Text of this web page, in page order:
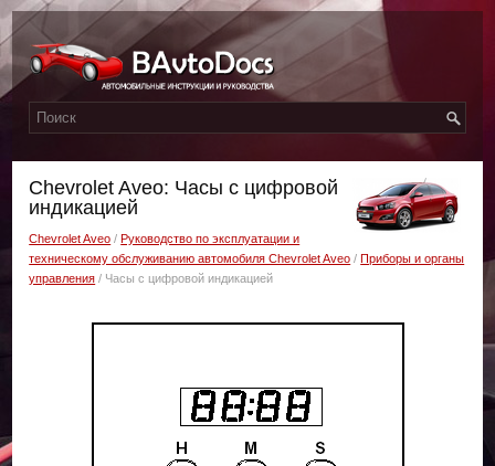
Chevrolet Aveo: Часы с цифровой
индикацией
Chevrolet Aveo /Руководство по эксплуатации и
техническому обслуживанию автомобиля Chevrolet Aveo /Приборы и органы
управления / Часы с цифровой индикацией